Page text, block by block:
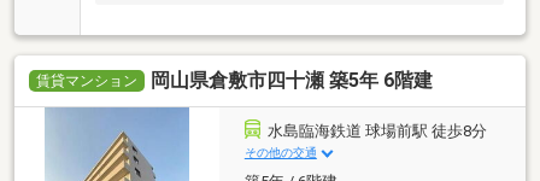
賃貸マンション 岡山県倉敷市四十瀬 築5年 6階建
水島臨海鉄道 球場前駅 徒歩8分
その他の交通